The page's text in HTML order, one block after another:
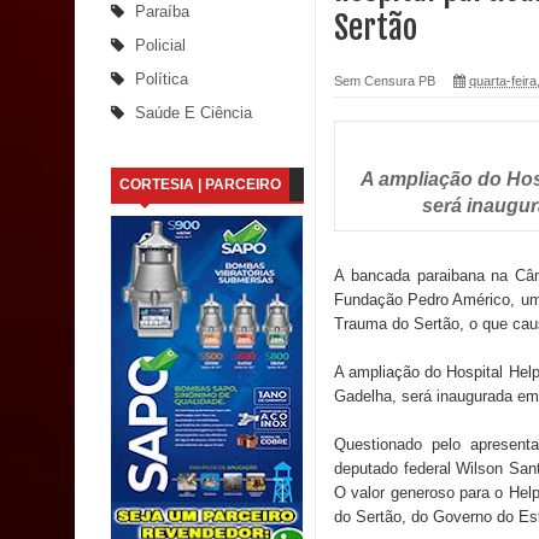
Nota de pesar: Câmara de Marí lamenta a morte
Prefeito Major Sidnei busca em Brasília
Denise Ribeiro toma posse no Diretório Nacional
Dois Gigantes da Poesia Paraibana inspiram a
Vereador Davyd Matias reúne cerca de 200
Assembleia Legislativa
Mari marca presença no maior evento de saúde
SUS
MULUNGU: Servidora revela Perseguição na
população
Paraíba
Policial
Política
Saúde E Ciência
CORTESIA | PARCEIRO
Sertão
Sem Censura PB quarta-
A ampliação do
será
A bancada paraibana na
Fundação Pedro Américo,
Trauma do Sertão, o que
A ampliação do Hospital
Gadelha, será inaugurada
Questionado pelo
deputado federal Wilson
O valor generoso para o
do Sertão, do Governo do